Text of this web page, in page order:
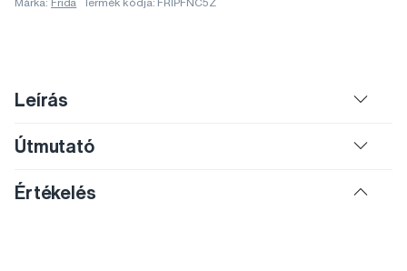
Márka: Frida Termék kódja: FRIPFNC5Z
Leírás
Útmutató
Értékelés